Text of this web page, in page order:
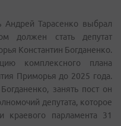
Андрей Тарасенко выбрал
должен стать депутат
Константин Богданенко.
комплексного плана
Приморья до 2025 года.
занять пост он
депутата, которое
краевого парламента 31